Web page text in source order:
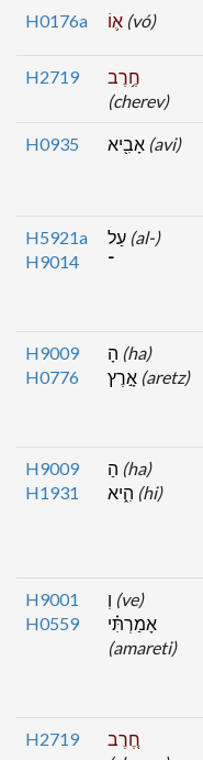
H0176a (vó)
H2719
חֶ֥רֶב
(cherev)
H0935 (avi)
H5921a
H9014
(al-)
־
H9009
H0776
(ha)
(aretz)
H9009
H1931
(ha)
(hi)
H9001
H0559
(ve)
אָמַרְתִּ֗י
(amareti)
H2719
חֶ֚רֶב